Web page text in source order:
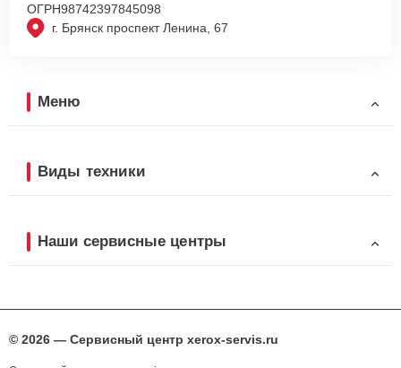
г. Брянск проспект Ленина, 67
ОГРН98742397845098
Меню
Виды техники
Наши сервисные центры
© 2026 — Сервисный центр xerox-servis.ru